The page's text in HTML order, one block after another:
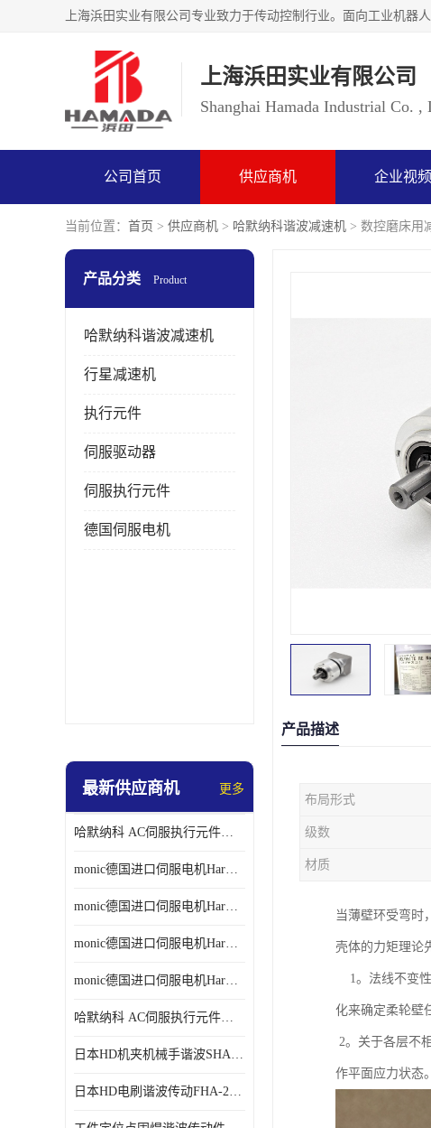
上海浜田实业有限公司
Shanghai Hamada Industrial Co. ,
公司首页 供应商机 企业视频
当前位置： 首页 > 供应商机 > 哈默纳科谐波减速机 > 数控磨床用
产品分类 Product
哈默纳科谐波减速机
行星减速机
执行元件
伺服驱动器
伺服执行元件
德国伺服电机
最新供应商机 更多
哈默纳科 AC伺服执行元件扁平型SHA系列 议价
monic德国进口伺服电机Har中国总代理单价
monic德国进口伺服电机Har中国总代理代理
monic德国进口伺服电机Har中国总代理公司
monic德国进口伺服电机Har中国总代理供应
哈默纳科 AC伺服执行元件扁平型SHA系列
日本HD机夹机械手谐波SHA32A120CG-B12B
日本HD电刷谐波传动FHA-25C-50-E250-C
产品描述
布局形式
级数
材质
当薄壁环受弯时
壳体的力矩理论
1。法线不变性
化来确定柔轮壁
2。关于各层不
作平面应力状态。